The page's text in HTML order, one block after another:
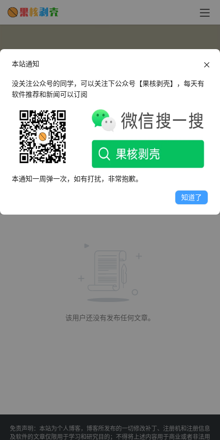
smalllike
这个人很懒，什么都没有留下～
该用户还没有发布任何文章。
免责声明：本站为个人博客，博客所发布的一切修改补丁、注册机和注册信息
及软件的文章仅限用于学习和研究目的；不得将上述内容用于商业或者非法用
本站通知
没关注公众号的同学，可以关注下公众号【果核剥壳】，每天有
软件推荐和新闻可以订阅
本通知一周弹一次，如有打扰，非常抱歉。
知道了